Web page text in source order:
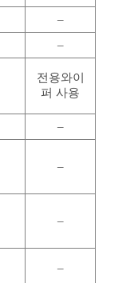
–
–
전용와이
퍼 사용
–
–
–
–